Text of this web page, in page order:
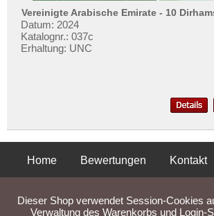
Vereinigte Arabische Emirate - 10
Datum: 2024
Katalognr.: 037c
Erhaltung: UNC
Home Bewertungen Kontakt
Liefer- und
Dieser Shop verwendet Session-Cookies
Verwaltung des Warenkorbs und Login-